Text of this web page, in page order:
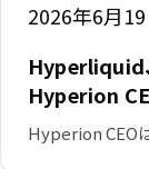
2026年6月19
Hyperliquid
Hyperion
Hyperion CEO